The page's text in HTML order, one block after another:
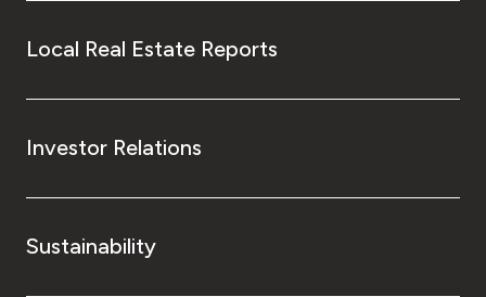
Local Real Estate Reports
Investor Relations
Sustainability